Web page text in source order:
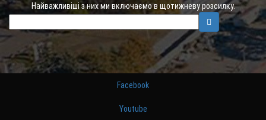
Найважливіші з них ми включаємо в щотижневу розсилку.
Facebook
Youtube